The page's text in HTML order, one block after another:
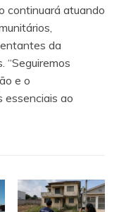
continuará atuando
da
“Seguiremos
e o
essenciais ao